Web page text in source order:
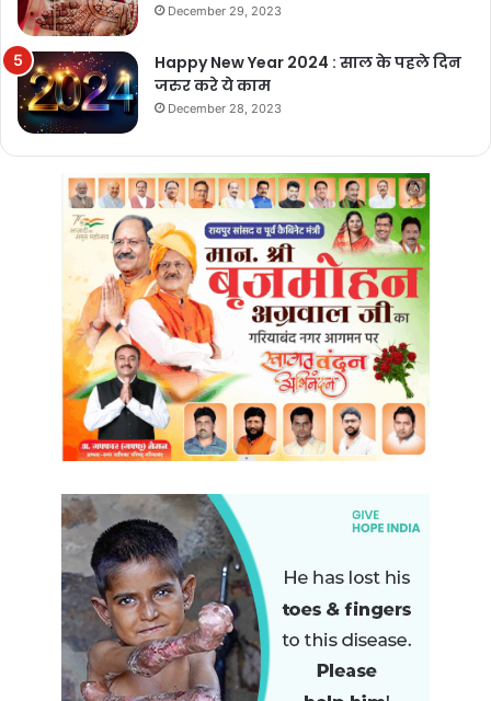
December 29, 2023
Happy New Year 2024 : साल के पहले दिन
जरुर करे ये काम
December 28, 2023